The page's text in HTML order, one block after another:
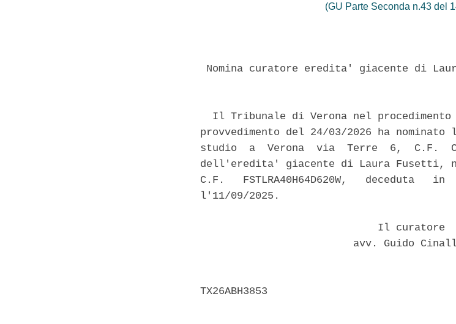
(GU Parte Seconda n.43 del
Nomina curatore eredita' giacente di
Il Tribunale di Verona nel
provvedimento del 24/03/2026 ha
studio  a  Verona  via  Terre  6,  C.F.
dell'eredita' giacente di Laura Fusetti,
C.F.   FSTLRA40H64D620W,   deceduta
l'11/09/2025.
                             Il curatore
avv. Guido